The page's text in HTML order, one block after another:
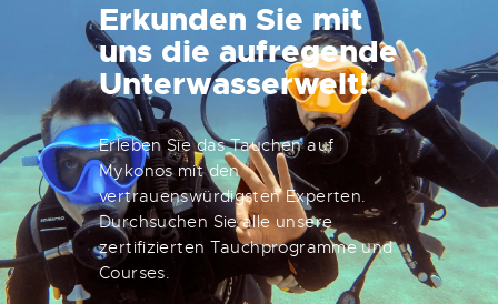
Erkunden Sie mit
uns die aufregende
Unterwasserwelt!
Erleben Sie das Tauchen auf
Mykonos mit den
vertrauenswürdigsten Experten.
Durchsuchen Sie alle unsere
zertifizierten Tauchprogramme und
Courses.